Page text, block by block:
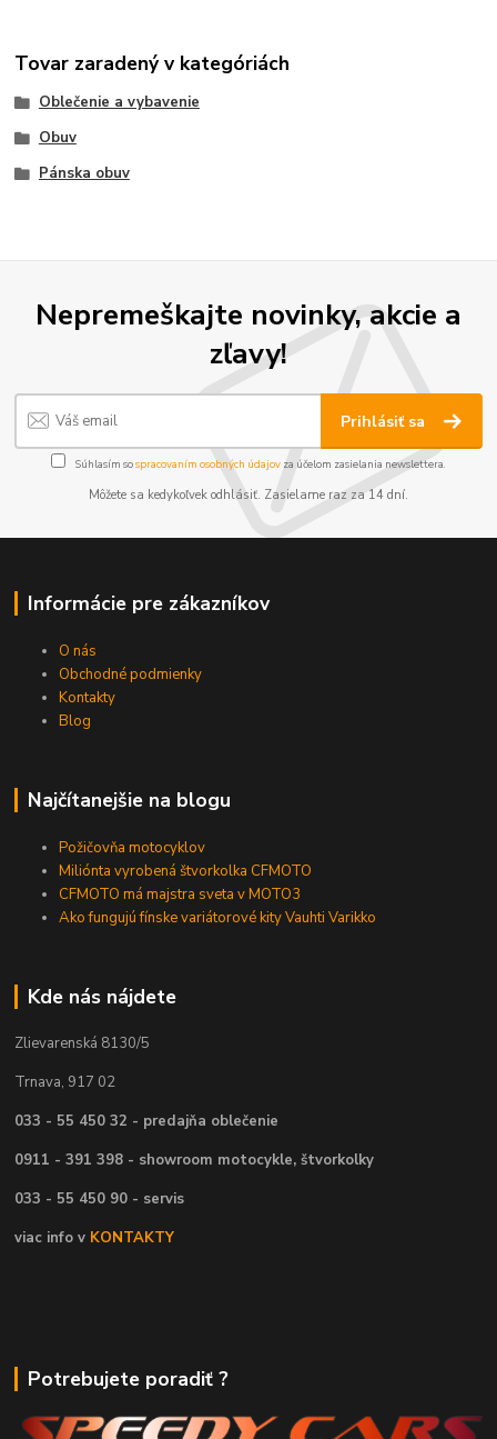
Tovar zaradený v kategóriách
Oblečenie a vybavenie
Obuv
Pánska obuv
Nepremeškajte novinky, akcie a
zľavy!
Prihlásiť sa
Súhlasím sospracovaním osobných údajov za účelom zasielania newslettera.
Môžete sa kedykoľvek odhlásiť. Zasielame raz za 14 dní.
Informácie pre zákazníkov
O nás
Obchodné podmienky
Kontakty
Blog
Najčítanejšie na blogu
Požičovňa motocyklov
Miliónta vyrobená štvorkolka CFMOTO
CFMOTO má majstra sveta v MOTO3
Ako fungujú fínske variátorové kity Vauhti Varikko
Kde nás nájdete
Zlievarenská 8130/5
Trnava, 917 02
033 - 55 450 32 - predajňa oblečenie
0911 - 391 398 - showroom motocykle, štvorkolky
033 - 55 450 90 - servis
viac info v KONTAKTY
Potrebujete poradiť ?